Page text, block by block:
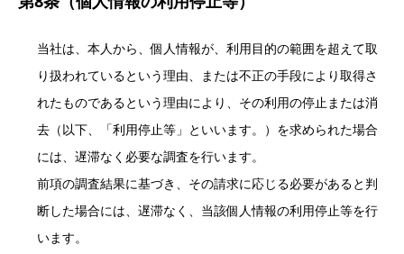
当社は、本人から、個人情報が、利用目的の範囲を超えて取
り扱われているという理由、または不正の手段により取得さ
れたものであるという理由により、その利用の停止または消
去（以下、「利用停止等」といいます。）を求められた場合
には、遅滞なく必要な調査を行います。
前項の調査結果に基づき、その請求に応じる必要があると判
断した場合には、遅滞なく、当該個人情報の利用停止等を行
います。